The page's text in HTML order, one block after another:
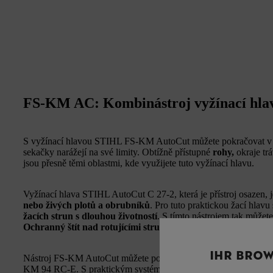
FS-KM AC: Kombinástroj vyžínací
S vyžínací hlavou STIHL FS-KM AutoCut můžete pokračovat v
sekačky narážejí na své limity. Obtížně přístupné rohy, okraje
jsou přesně těmi oblastmi, kde využijete tuto vyžínací hlavu.
Vyžínací hlava STIHL AutoCut C 27-2, která je přístroj osazen,
nebo živých plotů a obrubníků. Pro tuto praktickou žací hlavu
žacích strun s dlouhou životností. S tímto nástrojem tak
Ochranný štít nad rotujícími strunami
Nástroj FS-KM AutoCut můžete používat se všemi
KM 94 RC-E. S praktickým systémem STIHL KombiSystem je
IHR